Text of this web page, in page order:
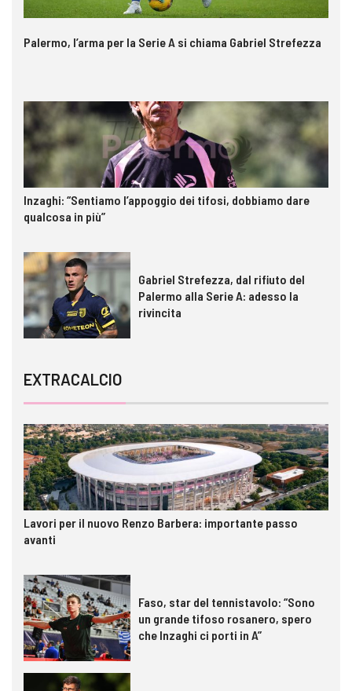
Palermo, l’arma per la Serie A si chiama Gabriel Strefezza
Inzaghi: “Sentiamo l’appoggio dei tifosi, dobbiamo dare
qualcosa in più”
Gabriel Strefezza, dal rifiuto del
Palermo alla Serie A: adesso la
rivincita
EXTRACALCIO
Lavori per il nuovo Renzo Barbera: importante passo
avanti
Faso, star del tennistavolo: “Sono
un grande tifoso rosanero, spero
che Inzaghi ci porti in A”